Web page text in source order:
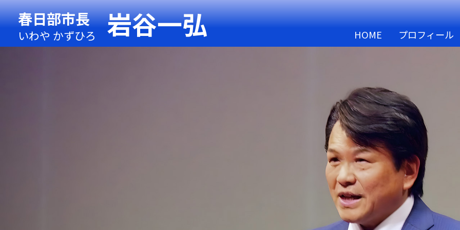
春日部市長
いわや かずひろ 岩谷一弘 HOME プロフィール